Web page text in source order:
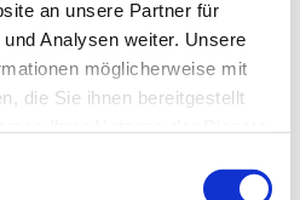
an unsere Partner für
Analysen weiter. Unsere
möglicherweise mit
die Sie ihnen bereitgestellt
Sie auch